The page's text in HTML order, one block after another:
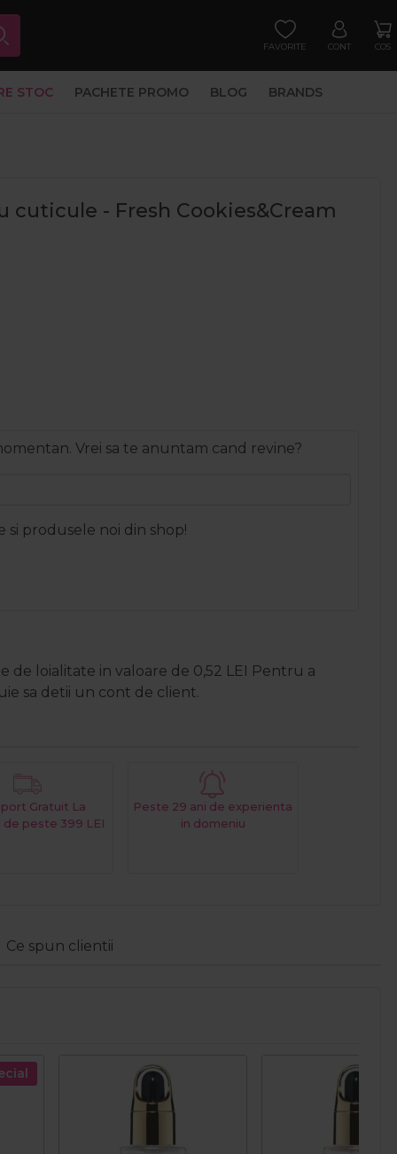
FAVORITE CONT COS
STOC PACHETE PROMO BLOG BRANDS
cuticule - Fresh Cookies&Cream
Vrei sa te anuntam cand revine?
produsele noi din shop!
de loialitate in valoare de 0,52 LEI
Pentru a
sa detii un cont de client.
Gratuit La
de peste 399 LEI
Peste 29 ani de experienta
in domeniu
Ce spun clientii